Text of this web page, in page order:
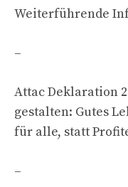
Weiterführende
–
Attac Deklaration
gestalten: Gutes
für alle, statt
–